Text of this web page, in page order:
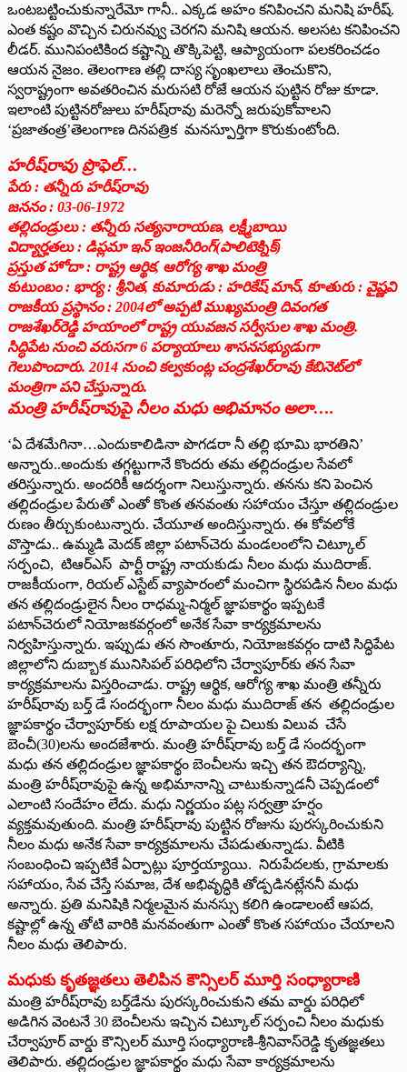
ఒంటబట్టించుకున్నారేమో గానీ.. ఎక్కడ అహం కనిపించని మనిషి హరీష్‌.
ఎం‌త కష్టం వొచ్చిన చిరునవ్వు చెరగని మనిషి ఆయన. అలసట కనిపించని
లీడర్‌. ‌మునిపంటికింద కష్టాన్ని తొక్కిపెట్టి, ఆప్యాయంగా పలకరించడం
ఆయన నైజం. తెలంగాణ తల్లి దాస్య సృంఖలాలు తెంచుకొని,
స్వరాష్ట్రంగా అవతరించిన మరుసటి రోజే ఆయన పుట్టిన రోజు కూడా.
ఇలాంటి పుట్టినరోజులు హరీష్‌రావు మరెన్నో జరుపుకోవాలని
‘ప్రజాతంత్ర’తెలంగాణ దినపత్రిక మనస్పూర్తిగా కొరుకుంటోంది.
హరీష్‌రావు ప్రొఫెల్‌…
‌పేరు : తన్నీరు హరీష్‌రావు
జననం : 03-06-1972
తల్లిదండ్రులు : తన్నీరు సత్యనారాయణ, లక్ష్మీబాయి
విద్యార్హతలు : డిప్లమా ఇన్‌ ఇం‌జనీరింగ్‌(‌పాలిటెక్నిక్‌)
‌ప్రస్తుత హోదా : రాష్ట్ర ఆర్థిక, ఆరోగ్య శాఖ మంత్రి
కుటుంబం : భార్య : శ్రీనిత, కుమారుడు : హరికేష్‌ ‌మాన్‌, ‌కూతురు : వైష్ణవి
రాజకీయ ప్రస్థానం : 2004లో అప్పటి ముఖ్యమంత్రి దివంగత
రాజశేఖర్‌రెడ్డి హయాంలో రాష్ట్ర యువజన సర్వీసుల శాఖ మంత్రి.
సిద్ధిపేట నుంచి వరుసగా 6 పర్యాయాలు శాసనసభ్యుడుగా
గెలుపొందారు. 2014 నుంచి కల్వకుంట్ల చంద్రశేఖర్‌రావు కేబినెట్‌లో
మంత్రిగా పని చేస్తున్నారు.
మంత్రి హరీష్‌రావుపై నీలం మధు అభిమానం అలా….
‘ఏ దేశమేగినా…ఎందుకాలిడినా పొగడరా నీ తల్లి భూమి భారతిని’
అన్నారు..అందుకు తగ్గట్టుగానే కొందరు తమ తల్లిదండ్రుల సేవలో
తరిస్తున్నారు. అందరికీ ఆదర్శంగా నిలుస్తున్నారు. తనను కని పెంచిన
తల్లిదండ్రుల పేరుతో ఎంతో కొంత తనవంతు సహాయం చేస్తూ తల్లిదండ్రుల
రుణం తీర్చుకుంటున్నారు. చేయూత అందిస్తున్నారు. ఈ కోవలోకే
వొస్తాడు.. ఉమ్మడి మెదక్‌ ‌జిల్లా పటాన్‌చెరు మండలంలోని చిట్కూల్‌
‌సర్పంచి, టిఆర్‌ఎస్‌ ‌పార్టీ రాష్ట్ర నాయకుడు నీలం మధు ముదిరాజ్‌.
‌రాజకీయంగా, రియల్‌ ఎస్టేట్‌ ‌వ్యాపారంలో మంచిగా స్థిరపడిన నీలం మధు
తన తల్లిదండ్రులైన నీలం రాధమ్మ-నిర్మల్‌ ‌జ్ఞాపకార్థం ఇప్పటకే
పటాన్‌చెరులో నియోజకవర్గంలో అనేక సేవా కార్యక్రమాలను
నిర్వహిస్తున్నారు. ఇప్పుడు తన సొంతూరు, నియోజకవర్గం దాటి సిద్ధిపేట
జిల్లాలోని దుబ్బాక మునిసిపల్‌ ‌పరిధిలోని చేర్వాపూర్‌కు తన సేవా
కార్యక్రమాలను విస్తరించాడు. రాష్ట్ర ఆర్థిక, ఆరోగ్య శాఖ మంత్రి తన్నీరు
హరీష్‌రావు బర్త్ ‌డే సందర్భంగా నీలం మధు ముదిరాజ్‌ ‌తన తల్లిదండ్రుల
జ్ఞాపకార్థం చేర్వాపూర్‌కు లక్ష రూపాయల పై చిలుకు విలువ చేసే
బెంచీ(30)లను అందజేశారు. మంత్రి హరీష్‌రావు బర్త్ ‌డే సందర్భంగా
మధు తన తల్లిదండ్రుల జ్ఞాపకార్థం బెంచీలను ఇచ్చి తన ఔదర్యాన్ని,
మంత్రి హరీష్‌రావుపై ఉన్న అభిమానాన్ని చాటుకున్నాడనీ చెప్పడంలో
ఎలాంటి సందేహం లేదు. మధు నిర్ణయం పట్ల సర్వత్రా హర్షం
వ్యక్తమవుతుంది. మంత్రి హరీష్‌రావు పుట్టిన రోజును పురస్కరించుకుని
నీలం మధు అనేక సేవా కార్యక్రమాలను చేపడుతున్నాడు. వీటికి
సంబంధించి ఇప్పటికే ఏర్పాట్లు పూర్తయ్యాయి. నిరుపేదలకు, గ్రామాలకు
సహాయం, సేవ చేస్తే సమాజ, దేశ అభివృద్ధికి తోడ్పడినట్లేననీ మధు
అన్నారు. ప్రతి మనిషికి నిర్మలమైన మనస్సు కలిగి ఉండాలంటే ఆపద,
కష్టాల్లో ఉన్న తోటి వారికి మనవంతుగా ఎంతో కొంత సహాయం చేయాలని
నీలం మధు తెలిపారు.
మధుకు కృతజ్ఞతలు తెలిపిన కౌన్సిలర్‌ ‌మూర్తి సంధ్యారాణి
మంత్రి హరీష్‌రావు బర్త్‌డేను పురస్కరించుకుని తమ వార్డు పరిధిలో
అడిగిన వెంటనే 30 బెంచీలను ఇచ్చిన చిట్కూల్‌ ‌సర్పంచి నీలం మధుకు
చేర్వాపూర్‌ ‌వార్డు కౌన్సిలర్‌ ‌మూర్తి సంధ్యారాణి-శ్రీనివాస్‌రెడ్డి కృతజ్ఞతలు
తెలిపారు. తల్లిదండ్రుల జ్ఞాపకార్థం మధు సేవా కార్యక్రమాలను